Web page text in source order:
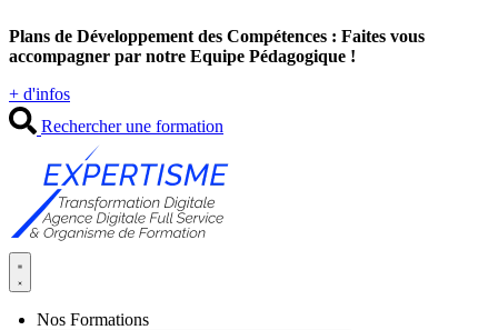
au
contenu
Plans de Développement des Compétences : Faites vous
accompagner par notre Equipe Pédagogique !
+ d'infos
Rechercher une formation
Nos Formations